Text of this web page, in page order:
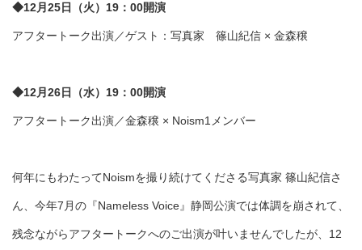
◆12月25日（火）19：00開演
アフタートーク出演／ゲスト：写真家 篠山紀信 × 金森穣
◆12月26日（水）19：00開演
アフタートーク出演／金森穣 × Noism1メンバー
何年にもわたってNoismを撮り続けてくださる写真家 篠山紀信さ
ん、今年7月の『Nameless Voice』静岡公演では体調を崩されて、
残念ながらアフタートークへのご出演が叶いませんでしたが、12